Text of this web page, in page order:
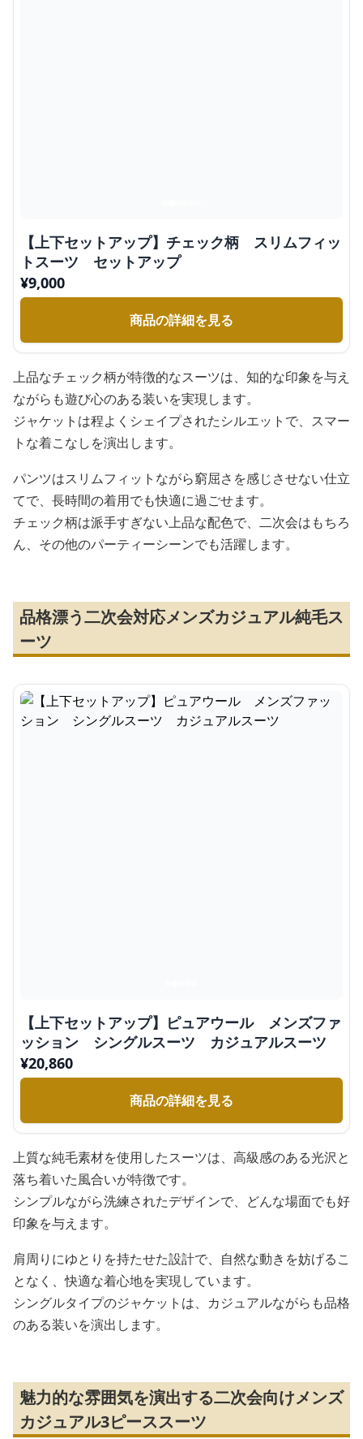
【上下セットアップ】チェック柄 スリムフィッ
トスーツ セットアップ
¥9,000
商品の詳細を見る
上品なチェック柄が特徴的なスーツは、知的な印象を与え
ながらも遊び心のある装いを実現します。
ジャケットは程よくシェイプされたシルエットで、スマー
トな着こなしを演出します。
パンツはスリムフィットながら窮屈さを感じさせない仕立
てで、長時間の着用でも快適に過ごせます。
チェック柄は派手すぎない上品な配色で、二次会はもちろ
ん、その他のパーティーシーンでも活躍します。
品格漂う二次会対応メンズカジュアル純毛ス
ーツ
【上下セットアップ】ピュアウール メンズファ
ッション シングルスーツ カジュアルスーツ
¥20,860
商品の詳細を見る
上質な純毛素材を使用したスーツは、高級感のある光沢と
落ち着いた風合いが特徴です。
シンプルながら洗練されたデザインで、どんな場面でも好
印象を与えます。
肩周りにゆとりを持たせた設計で、自然な動きを妨げるこ
となく、快適な着心地を実現しています。
シングルタイプのジャケットは、カジュアルながらも品格
のある装いを演出します。
魅力的な雰囲気を演出する二次会向けメンズ
カジュアル3ピーススーツ